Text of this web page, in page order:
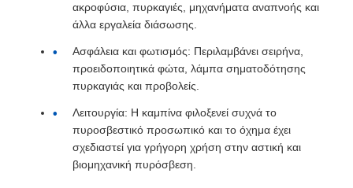
ακροφύσια, πυρκαγιές, μηχανήματα αναπνοής και
άλλα εργαλεία διάσωσης.
Ασφάλεια και φωτισμός: Περιλαμβάνει σειρήνα,
προειδοποιητικά φώτα, λάμπα σηματοδότησης
πυρκαγιάς και προβολείς.
Λειτουργία: Η καμπίνα φιλοξενεί συχνά το
πυροσβεστικό προσωπικό και το όχημα έχει
σχεδιαστεί για γρήγορη χρήση στην αστική και
βιομηχανική πυρόσβεση.